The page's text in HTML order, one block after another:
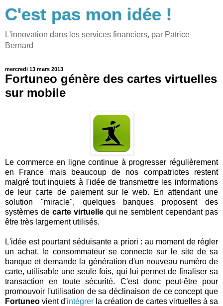
C'est pas mon idée !
L'innovation dans les services financiers, par Patrice
Bernard
mercredi 13 mars 2013
Fortuneo génère des cartes virtuelles
sur mobile
Le commerce en ligne continue à progresser régulièrement
en France mais beaucoup de nos compatriotes restent
malgré tout inquiets à l'idée de transmettre les informations
de leur carte de paiement sur le web. En attendant une
solution "miracle", quelques banques proposent des
systèmes de carte virtuellequi ne semblent cependant pas
être très largement utilisés.
L'idée est pourtant séduisante a priori : au moment de régler
un achat, le consommateur se connecte sur le site de sa
banque et demande la génération d'un nouveau numéro de
carte, utilisable une seule fois, qui lui permet de finaliser sa
transaction en toute sécurité. C'est donc peut-être pour
promouvoir l'utilisation de sa déclinaison de ce concept que
Fortuneo vient d'intégrer la création de cartes virtuelles à sa